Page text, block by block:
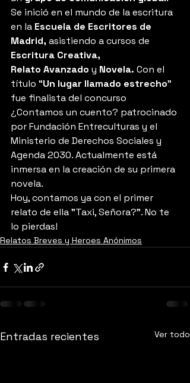
Se inició en el mundo de la escritura
en la Escuela de Escritores de
Madrid, asistiendo a cursos de
Escritura Creativa,
Relato Avanzado y Novela. Con el
título “Un lugar llamado estrecho”
fue finalista del concurso
¿Contamos un cuento? patrocinado
por Fundación Entreculturas y el
Ministerio de Derechos Sociales y
Agenda 2030. Actualmente está
inmersa en la creación de su primera
novela.
Hoy, contamos ya con el primer
relato de ella "Taxi, Señora?". No te
lo pierdas!
Relatos Breves y Heroes Anónimos
Entradas recientes Ver todo